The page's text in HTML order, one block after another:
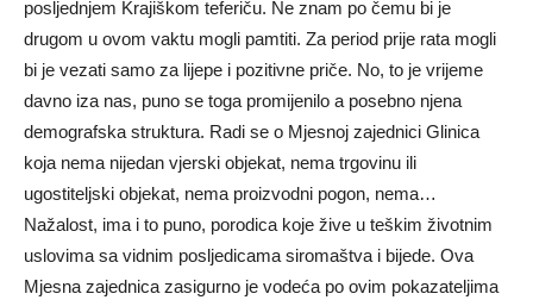
posljednjem Krajiškom teferiču. Ne znam po čemu bi je
drugom u ovom vaktu mogli pamtiti. Za period prije rata mogli
bi je vezati samo za lijepe i pozitivne priče. No, to je vrijeme
davno iza nas, puno se toga promijenilo a posebno njena
demografska struktura. Radi se o Mjesnoj zajednici Glinica
koja nema nijedan vjerski objekat, nema trgovinu ili
ugostiteljski objekat, nema proizvodni pogon, nema…
Nažalost, ima i to puno, porodica koje žive u teškim životnim
uslovima sa vidnim posljedicama siromaštva i bijede. Ova
Mjesna zajednica zasigurno je vodeća po ovim pokazateljima